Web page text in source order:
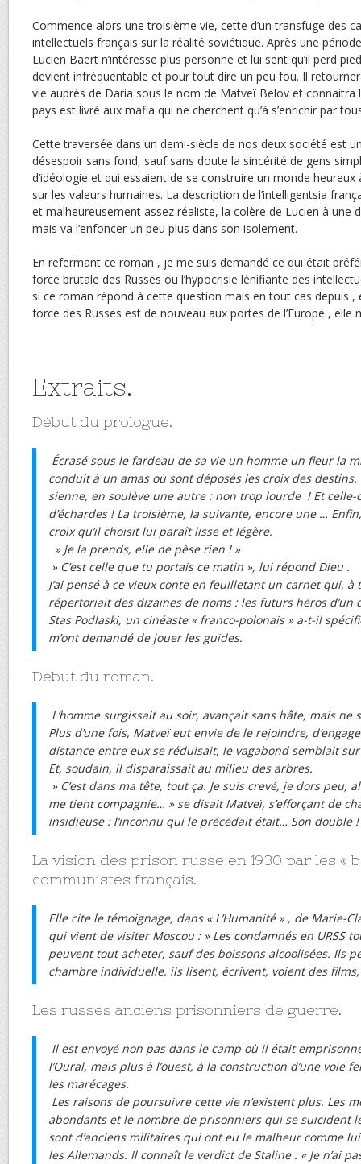
Commence alors une troisième vie, cette d’un transfuge des
intellectuels français sur la réalité soviétique. Après une
Lucien Baert n’intéresse plus personne et lui sent qu’il perd
devient infréquentable et pour tout dire un peu fou. Il
vie auprès de Daria sous le nom de Matveï Belov et connaitra
pays est livré aux mafia qui ne cherchent qu’à s’enrichir par
Cette traversée dans un demi-siècle de nos deux société est
désespoir sans fond, sauf sans doute la sincérité de gens
d’idéologie et qui essaient de se construire un monde
sur les valeurs humaines. La description de l’intelligentsia
et malheureusement assez réaliste, la colère de Lucien à une
mais va l’enfoncer un peu plus dans son isolement.
En refermant ce roman , je me suis demandé ce qui était
force brutale des Russes ou l’hypocrisie lénifiante des
si ce roman répond à cette question mais en tout cas depuis
force des Russes est de nouveau aux portes de l’Europe , elle
Extraits.
Début du prologue.
Écrasé sous le fardeau de sa vie un homme un fleur la
conduit à un amas où sont déposés les croix des
sienne, en soulève une autre : non trop lourde ! Et celle-
d’échardes ! La troisième, la suivante, encore une …
croix qu’il choisit lui paraît lisse et légère.
» Je la prends, elle ne pèse rien ! »
» C’est celle que tu portais ce matin », lui répond Dieu .
J’ai pensé à ce vieux conte en feuilletant un carnet qui, à
répertoriait des dizaines de noms : les futurs héros d’un
Stas Podlaski, un cinéaste « franco-polonais » a-t-il
m’ont demandé de jouer les guides.
Début du roman.
L’homme surgissait au soir, avançait sans hâte, mais ne
Plus d’une fois, Matveï eut envie de le rejoindre,
distance entre eux se réduisait, le vagabond semblait
Et, soudain, il disparaissait au milieu des arbres.
» C’est dans ma tête, tout ça. Je suis crevé, je dors peu,
me tient compagnie… » se disait Matveï, s’efforçant de
insidieuse : l’inconnu qui le précédait était… Son double !
La vision des prison russe en 1930 par les «
communistes français.
Elle cite le témoignage, dans « L’Humanité » , de Marie-
qui vient de visiter Moscou : » Les condamnés en URSS
peuvent tout acheter, sauf des boissons alcoolisées. Ils
chambre individuelle, ils lisent, écrivent, voient des
Les russes anciens prisonniers de guerre.
Il est envoyé non pas dans le camp où il était
l’Oural, mais plus à l’ouest, à la construction d’une voie
les marécages.
Les raisons de poursuivre cette vie n’existent plus. Les
abondants et le nombre de prisonniers qui se suicident
sont d’anciens militaires qui ont eu le malheur comme
les Allemands. Il connaît le verdict de Staline : « Je n’ai